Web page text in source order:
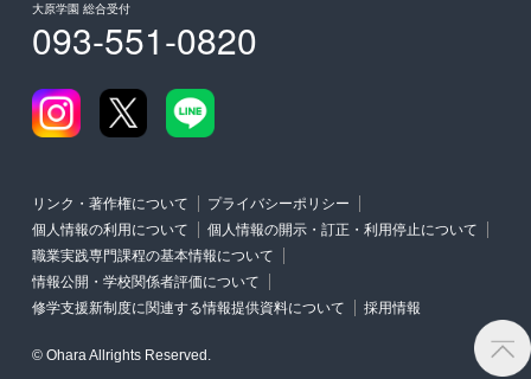
大原学園 総合受付
093-551-0820
リンク・著作権について
プライバシーポリシー
個人情報の利用について
個人情報の開示・訂正・利用停止について
職業実践専門課程の基本情報について
情報公開・学校関係者評価について
修学支援新制度に関連する情報提供資料について
採用情報
© Ohara Allrights Reserved.